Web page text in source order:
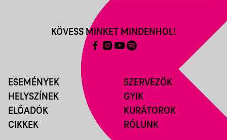
ESEMÉNYEK
HELYSZÍNEK
ELŐADÓK
CIKKEK
SZERVEZŐK
GYIK
KURÁTOROK
RÓLUNK
KÖVESS MINKET MINDENHOL!